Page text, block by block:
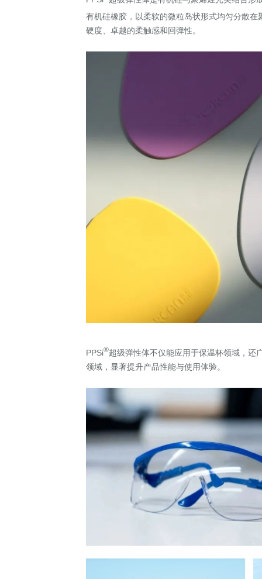
有机硅橡胶，以柔软的微粒岛状形式均匀分散
硬度、卓越的柔触感和回弹性。
PPSi®超级弹性体不仅能应用于保温杯领域，还
领域，显著提升产品性能与使用体验。